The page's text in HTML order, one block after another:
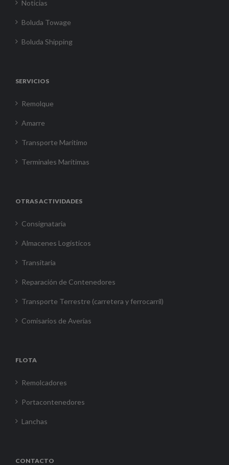
Noticias
Boluda Towage
Boluda Shipping
SERVICIOS
Remolque
Amarre
Transporte Marítimo
Terminales Marítimas
OTRAS ACTIVIDADES
Consignataria
Almacenes Logísticos
Transitaria
Reparación de Contenedores
Transporte Terrestre (carretera y ferrocarril)
Comisarios de Averías
FLOTA
Remolcadores
Portacontenedores
Lanchas
CONTACTO